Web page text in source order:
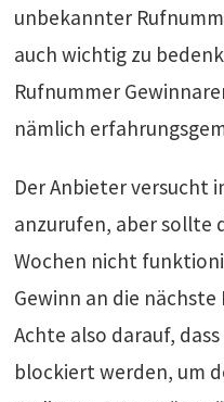
unbekannter
auch wichtig zu
Rufnummer
nämlich
Der Anbieter versucht
anzurufen, aber sollte
Wochen nicht
Gewinn an die
Achte also darauf,
blockiert werden, um